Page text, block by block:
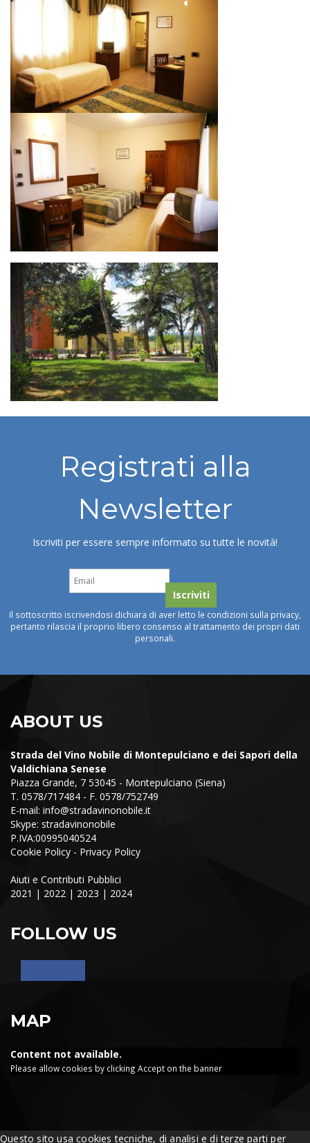
Registrati alla
Newsletter
Iscriviti per essere sempre informato su tutte le novità!
Il sottoscritto iscrivendosi dichiara di aver letto le condizioni sulla privacy,
pertanto rilascia il proprio libero consenso al trattamento dei propri dati
personali.
ABOUT US
Strada del Vino Nobile di Montepulciano e dei Sapori della
Valdichiana Senese
Piazza Grande, 7 53045 - Montepulciano (Siena)
T. 0578/717484 - F. 0578/752749
E-mail: info@stradavinonobile.it
Skype: stradavinonobile
P.IVA:00995040524
Cookie Policy - Privacy Policy
Aiuti e Contributi Pubblici
2021 | 2022 | 2023 | 2024
FOLLOW US
MAP
Content not available.
Please allow cookies by clicking Accept on the banner
Questo sito usa cookies tecniche, di analisi e di terze parti per